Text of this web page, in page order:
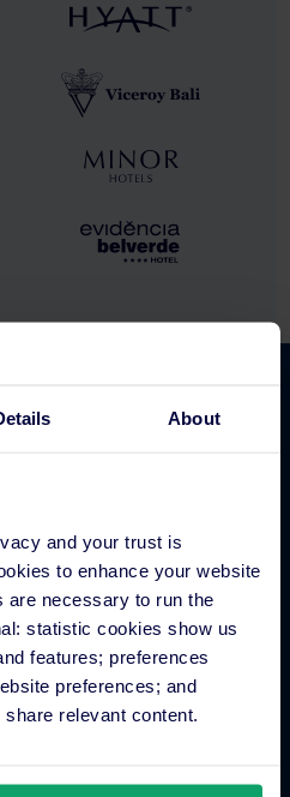
About
and your trust is
to enhance your website
are necessary to run the
statistic cookies show us
features; preferences
preferences; and
relevant content.
pour hôtels
hôteliers
hôteliers
client
hôteliers
globale (GDS)